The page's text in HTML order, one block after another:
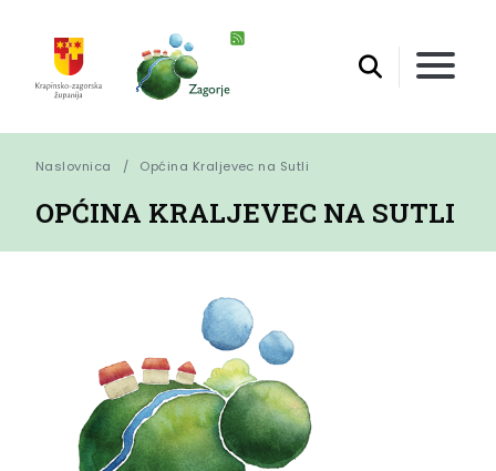
Naslovnica Općina Kraljevec na Sutli
OPĆINA KRALJEVEC NA SUTLI